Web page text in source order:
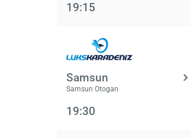
19:15
Samsun
Samsun Otogarı
19:30